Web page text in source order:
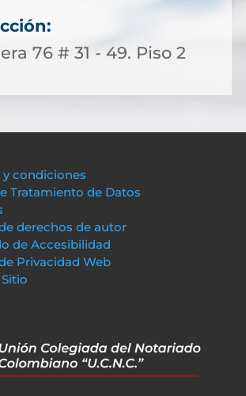
76 # 31 - 49. Piso 2
y condiciones
Tratamiento de Datos
derechos de autor
de Accesibilidad
Privacidad Web